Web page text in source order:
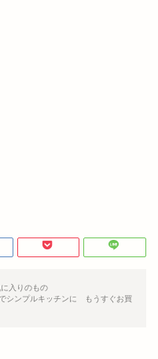
に入りのもの
シンプルキッチンに もうすぐお買